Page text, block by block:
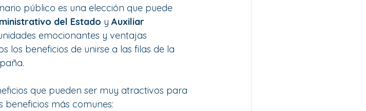
público es una elección que puede
del Estado y Auxiliar
emocionantes y ventajas
los beneficios de unirse a las filas de la
que pueden ser muy atractivos para
beneficios más comunes: